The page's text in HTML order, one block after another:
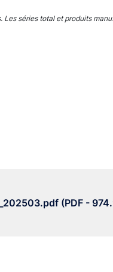
séries total et produits
(PDF -